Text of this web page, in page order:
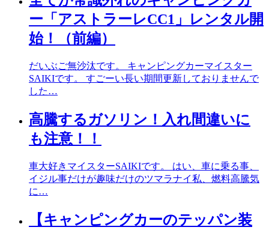
ー「アストラーレCC1」レンタル開
始！（前編）
だいぶご無沙汰です。 キャンピングカーマイスター
SAIKIです。 すごーい長い期間更新しておりませんで
した…
高騰するガソリン！入れ間違いに
も注意！！
車大好きマイスターSAIKIです。 はい、車に乗る事、
イジル事だけが趣味だけのツマラナイ私、燃料高騰気
に…
【キャンピングカーのテッパン装